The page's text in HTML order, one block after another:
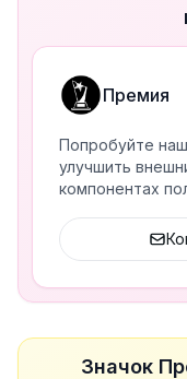
Премия
Попробуйте
улучшить
компонентах
Значок